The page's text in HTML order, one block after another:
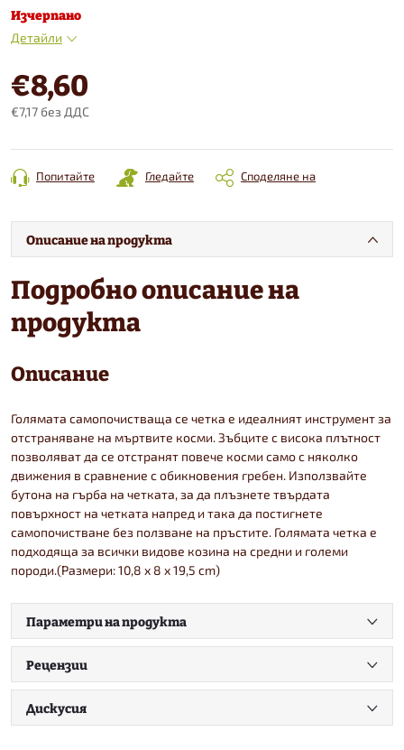
Изчерпано
Детайли
€8,60
€7,17 без ДДС
цена:
Попитайте Гледайте Споделяне на
Описание на продукта
Подробно описание на
продукта
Описание
Голямата самопочистваща се четка е идеалният инструмент за
отстраняване на мъртвите косми. Зъбците с висока плътност
позволяват да се отстранят повече косми само с няколко
движения в сравнение с обикновения гребен. Използвайте
бутона на гърба на четката, за да плъзнете твърдата
повърхност на четката напред и така да постигнете
самопочистване без ползване на пръстите. Голямата четка е
подходяща за всички видове козина на средни и големи
породи.(Размери: 10,8 x 8 x 19,5 cm)
Параметри на продукта
Рецензии
Дискусия